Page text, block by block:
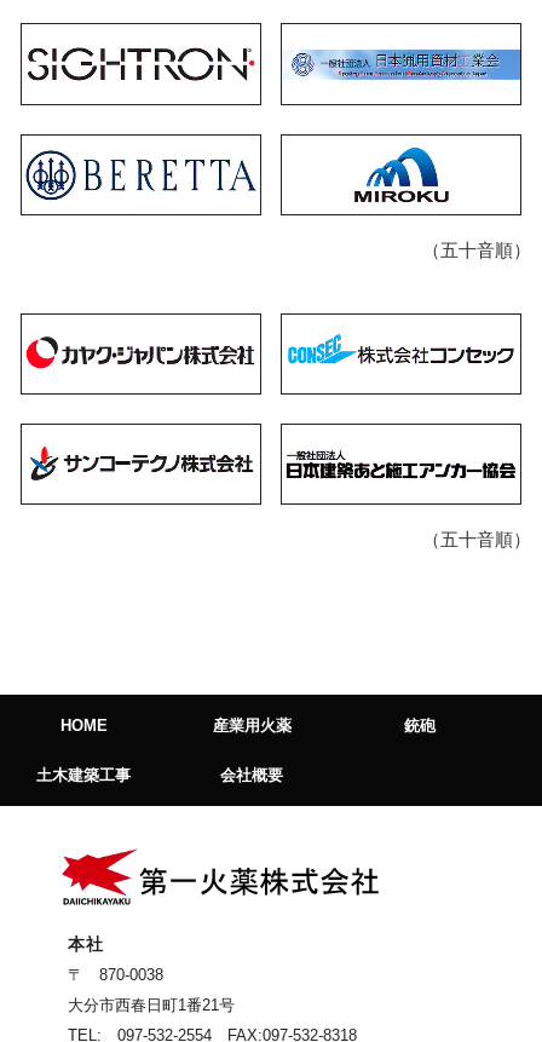
（五十音順）
（五十音順）
HOME 産業用火薬 銃砲
土木建築工事 会社概要
本社
〒 870-0038
大分市西春日町1番21号
TEL: 097-532-2554 FAX:097-532-8318